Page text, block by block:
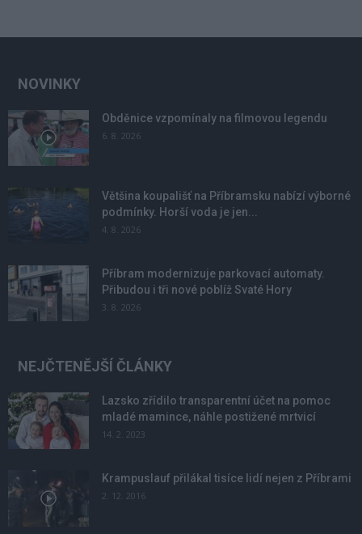
NOVINKY
Obděnice vzpomínaly na filmovou legendu
6. 8. 2026
Většina koupališť na Příbramsku nabízí výborné
podmínky. Horší voda je jen...
4. 8. 2026
Příbram modernizuje parkovací automaty.
Přibudou i tři nové poblíž Svaté Hory
3. 8. 2026
NEJČTENĚJŠÍ ČLÁNKY
Lazsko zřídilo transparentní účet na pomoc
mladé mamince, náhle postižené mrtvicí
14. 2. 2023
Krampuslauf přilákal tisíce lidí nejen z Příbrami
2. 12. 2016